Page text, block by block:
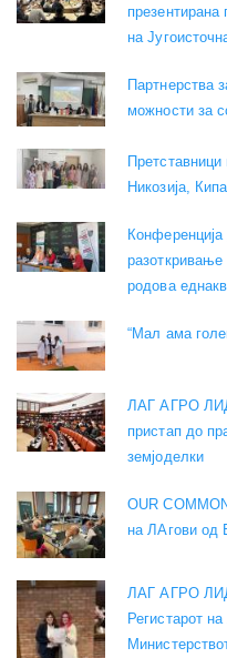
презентирана
на
Партнерства
можности за
Никозија,
Конференција
родова
“Мал ама
ЛАГ АГРО
пристап до
земјоделки
OUR
на ЛАгови од
ЛАГ АГРО
Регистарот